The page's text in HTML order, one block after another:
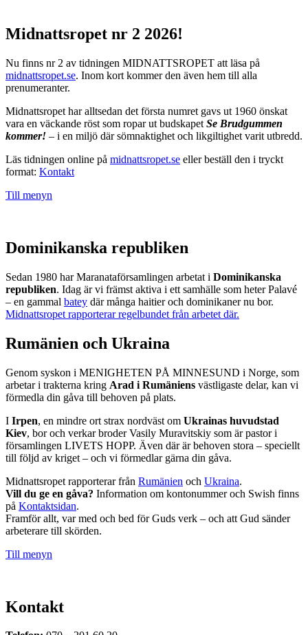
Midnattsropet nr 2 2026!
Nu finns nr 2 av tidningen MIDNATTSROPET att läsa på
midnattsropet.se. Inom kort kommer den även hem till alla
prenumeranter.
Midnattsropet har alltsedan det första numret gavs ut 1960 önskat
vara en väckande röst som ropar ut budskapet Se Brudgummen
kommer! – i en miljö där sömnaktighet och likgiltighet varit utbredd.
Läs tidningen online på midnattsropet.se eller beställ den i tryckt
format: Kontakt
Till menyn
Dominikanska republiken
Sedan 1980 har Maranataförsamlingen arbetat i Dominikanska
republiken. Idag är vi främst aktiva i ett samhälle som heter Palavé
– en gammal batey där många haitier och dominikaner nu bor.
Midnattsropet rapporterar regelbundet från arbetet där.
Rumänien och Ukraina
Genom syskon i MENIGHETEN PÅ MINNESUND i Norge, som
arbetar i trakterna kring Arad i Rumäniens västligaste delar, kan vi
förmedla din gåva till behoven på plats.
I Irpen, en mindre ort strax nordväst om Ukrainas huvudstad
Kiev, bor och verkar broder Vasily Muravitskiy som är pastor i
församlingen LIVETS HOPP. Även där är behoven stora – speciellt
till följd av kriget – och vi förmedlar gärna din gåva.
Midnattsropet rapporterar från Rumänien och Ukraina.
Vill du ge en gåva? Information om kontonummer och Swish finns
på Kontaktsidan.
Framför allt, var med och bed för Guds verk – och att Gud sänder
arbeterare till skörden.
Till menyn
Kontakt